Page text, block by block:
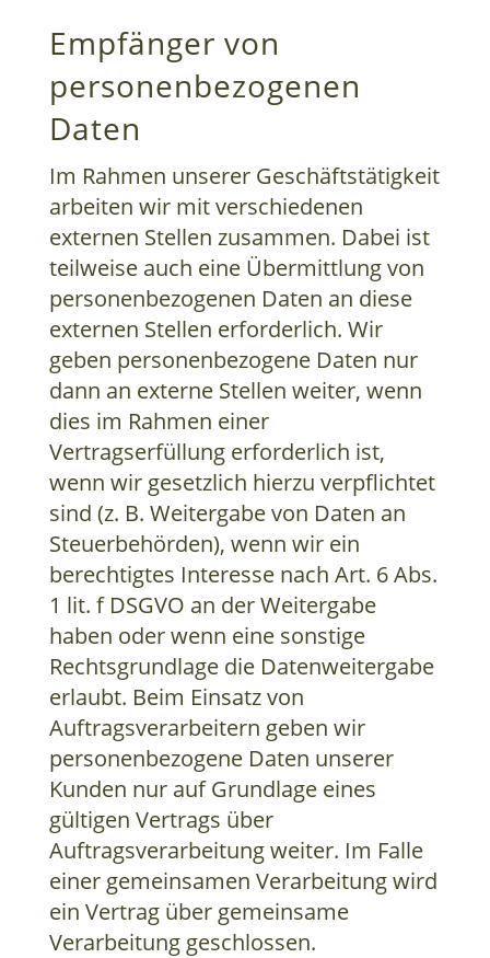
Empfänger von
personenbezogenen
Daten
Im Rahmen unserer Geschäftstätigkeit
arbeiten wir mit verschiedenen
externen Stellen zusammen. Dabei ist
teilweise auch eine Übermittlung von
personenbezogenen Daten an diese
externen Stellen erforderlich. Wir
geben personenbezogene Daten nur
dann an externe Stellen weiter, wenn
dies im Rahmen einer
Vertragserfüllung erforderlich ist,
wenn wir gesetzlich hierzu verpflichtet
sind (z. B. Weitergabe von Daten an
Steuerbehörden), wenn wir ein
berechtigtes Interesse nach Art. 6 Abs.
1 lit. f DSGVO an der Weitergabe
haben oder wenn eine sonstige
Rechtsgrundlage die Datenweitergabe
erlaubt. Beim Einsatz von
Auftragsverarbeitern geben wir
personenbezogene Daten unserer
Kunden nur auf Grundlage eines
gültigen Vertrags über
Auftragsverarbeitung weiter. Im Falle
einer gemeinsamen Verarbeitung wird
ein Vertrag über gemeinsame
Verarbeitung geschlossen.